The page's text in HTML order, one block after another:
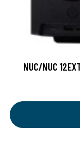
NUC/NUC